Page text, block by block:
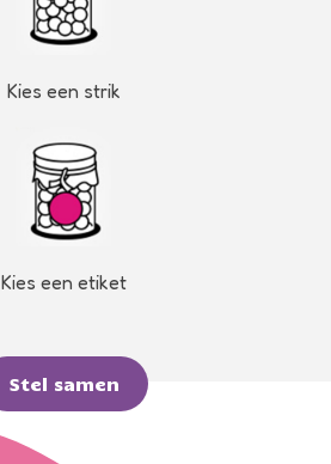
Kies een strik
Kies een etiket
Stel samen